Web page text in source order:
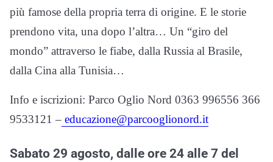
più famose della propria terra di origine. E le storie
prendono vita, una dopo l’altra… Un “giro del
mondo” attraverso le fiabe, dalla Russia al Brasile,
dalla Cina alla Tunisia…
Info e iscrizioni: Parco Oglio Nord 0363 996556 366
9533121 – educazione@parcooglionord.it
Sabato 29 agosto, dalle ore 24 alle 7 del